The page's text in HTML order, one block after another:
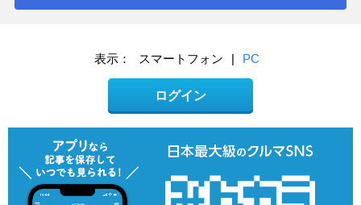
表示： スマートフォン | PC
ログイン